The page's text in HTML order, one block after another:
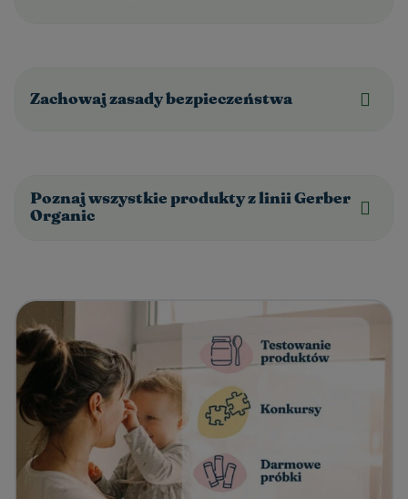
Zachowaj zasady bezpieczeństwa
Poznaj wszystkie produkty z linii Gerber
Organic